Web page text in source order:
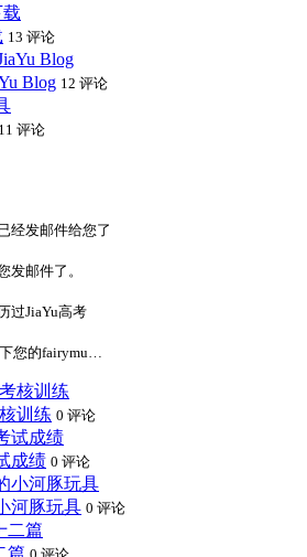
13 评论
Blog 12 评论
11 评论
经发邮件给您了
发邮件了。
过JiaYu高考
您的fairymu…
训练 0 评论
成绩 0 评论
河豚玩具 0 评论
篇